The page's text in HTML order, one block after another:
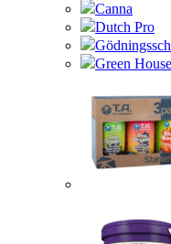
Canna
Dutch Pro
Green